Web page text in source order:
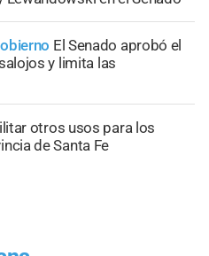
El Senado aprobó el
y limita las
otros usos para los
de Santa Fe